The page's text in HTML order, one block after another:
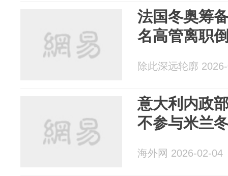
法国冬奥筹
名高管离职
除此深远轮廓
意大利内政
不参与米兰
海外网 2026-02-04